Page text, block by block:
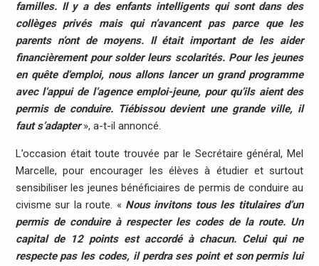
familles. Il y a des enfants intelligents qui sont dans des
collèges privés mais qui n’avancent pas parce que les
parents n’ont de moyens. Il était important de les aider
financièrement pour solder leurs scolarités. Pour les jeunes
en quête d’emploi, nous allons lancer un grand programme
avec l’appui de l’agence emploi-jeune, pour qu’ils aient des
permis de conduire. Tiébissou devient une grande ville, il
faut s’adapter», a-t-il annoncé.
L’occasion était toute trouvée par le Secrétaire général, Mel
Marcelle, pour encourager les élèves à étudier et surtout
sensibiliser les jeunes bénéficiaires de permis de conduire au
civisme sur la route. « Nous invitons tous les titulaires d’un
permis de conduire à respecter les codes de la route. Un
capital de 12 points est accordé à chacun. Celui qui ne
respecte pas les codes, il perdra ses point et son permis lui